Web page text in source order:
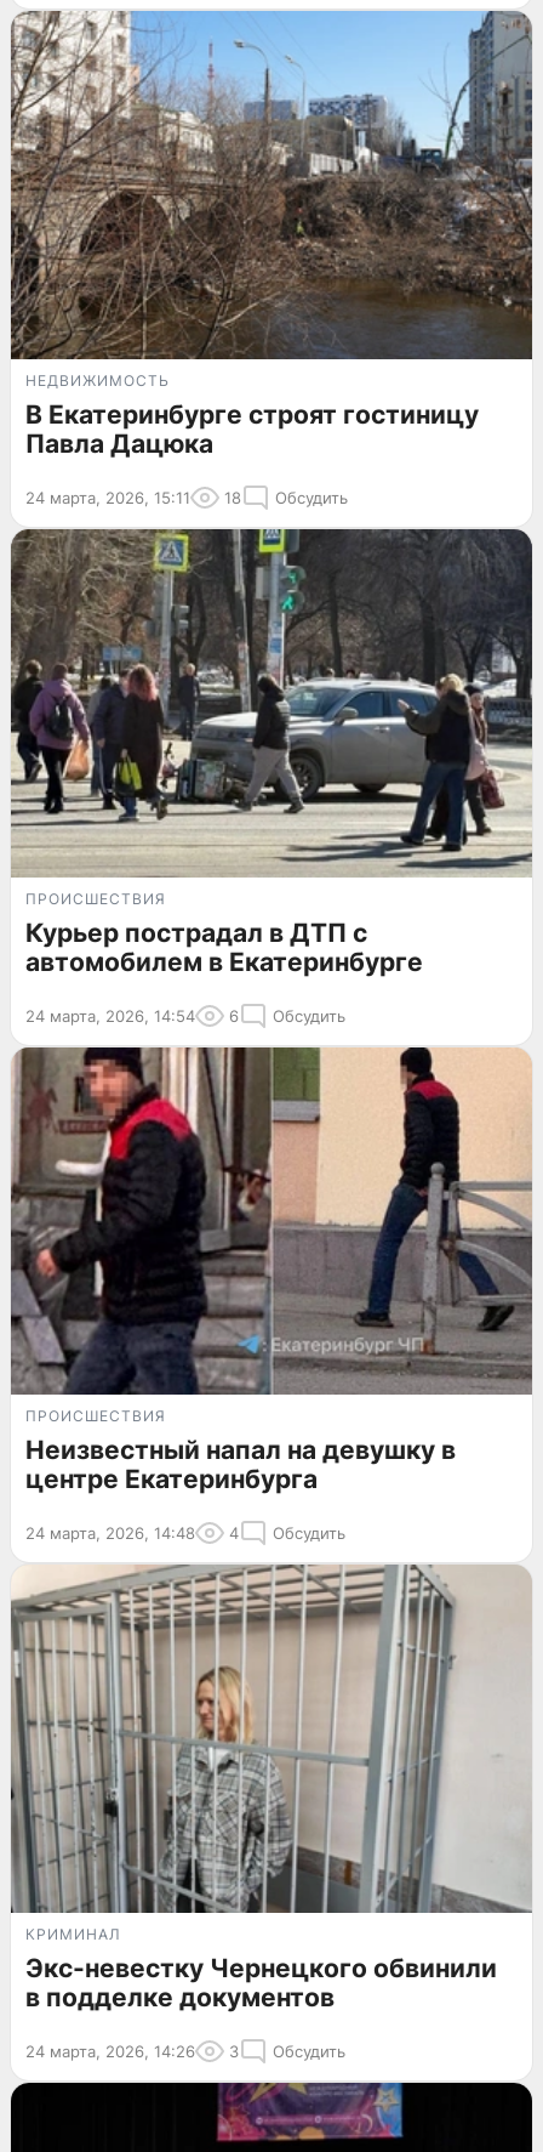
НЕДВИЖИМОСТЬ
В Екатеринбурге строят гостиницу
Павла Дацюка
24 марта, 2026, 15:11 18 Обсудить
ПРОИСШЕСТВИЯ
Курьер пострадал в ДТП с
автомобилем в Екатеринбурге
24 марта, 2026, 14:54 6 Обсудить
ПРОИСШЕСТВИЯ
Неизвестный напал на девушку в
центре Екатеринбурга
24 марта, 2026, 14:48 4 Обсудить
КРИМИНАЛ
Экс-невестку Чернецкого обвинили
в подделке документов
24 марта, 2026, 14:26 3 Обсудить